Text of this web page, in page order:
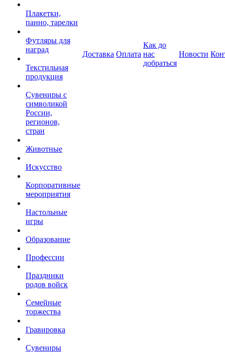
Плакетки,
панно, тарелки
Футляры для
наград
Текстильная
продукция
Сувениры с
символикой
России,
регионов,
стран
Животные
Искусство
Корпоративные
мероприятия
Настольные
игры
Образование
Профессии
Праздники
родов войск
Семейные
торжества
Гравировка
Сувениры
Доставка Оплата
Как до
нас
добраться
Новости